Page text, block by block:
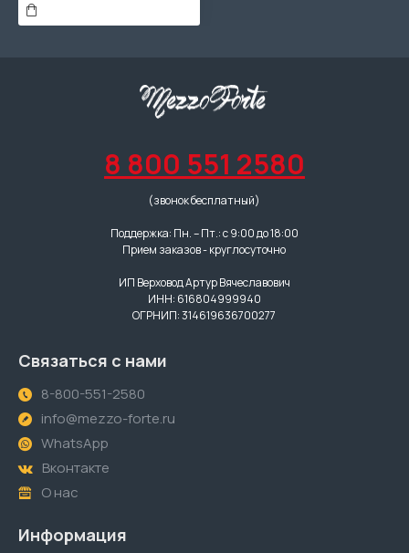
8 800 551 2580
(звонок бесплатный)
Поддержка: Пн. – Пт.: с 9:00 до 18:00
Прием заказов - круглосуточно
ИП Верховод Артур Вячеславович
ИНН: 616804999940
ОГРНИП: 314619636700277
Связаться с нами
8-800-551-2580
info@mezzo-forte.ru
WhatsApp
Вконтакте
О нас
Информация